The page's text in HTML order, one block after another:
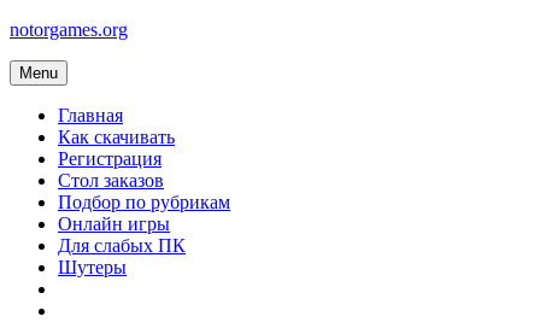
Skip
content
notorgames.org
Menu
Главная
Как скачивать
Регистрация
Стол заказов
Подбор по рубрикам
Онлайн игры
Для слабых ПК
Шутеры